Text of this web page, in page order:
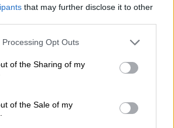
that may further disclose it to other
Opt Outs
of the Sharing of my
of the Sale of my
πελάτη κλάδου υγείας;
Innovation Forum: Ένα στα πέντε
την Κυβέρνηση